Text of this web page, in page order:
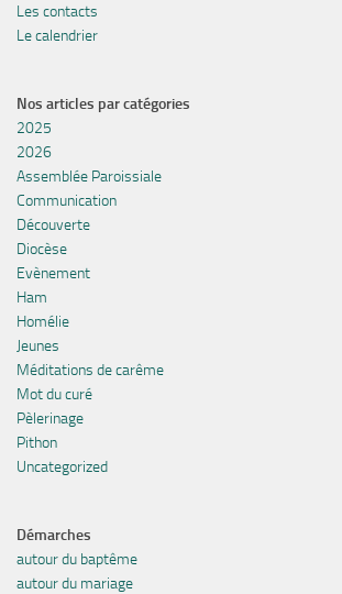
Les contacts
Le calendrier
Nos articles par catégories
2025
2026
Assemblée Paroissiale
Communication
Découverte
Diocèse
Evènement
Ham
Homélie
Jeunes
Méditations de carême
Mot du curé
Pèlerinage
Pithon
Uncategorized
Démarches
autour du baptême
autour du mariage